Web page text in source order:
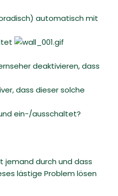
automatisch mit
deaktivieren, dass
dass dieser solche
ein-/ausschaltet?
jemand durch und dass
lästige Problem lösen